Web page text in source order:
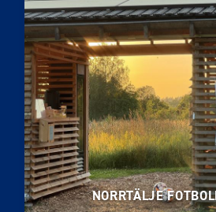
NORRTÄLJE